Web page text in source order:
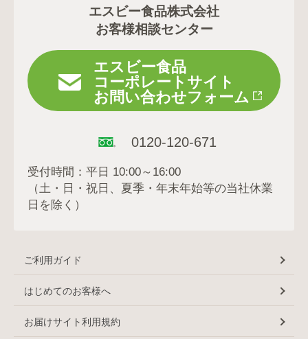
エスビー食品株式会社
お客様相談センター
エスビー食品
コーポレートサイト
お問い合わせフォーム
0120-120-671
受付時間：平日 10:00～16:00
（土・日・祝日、夏季・年末年始等の当社休業
日を除く）
ご利用ガイド
はじめてのお客様へ
お届けサイト利用規約